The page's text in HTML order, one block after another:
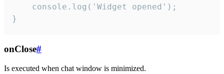
    console.log('Widget opened');
}
onClose#
Is executed when chat window is minimized.